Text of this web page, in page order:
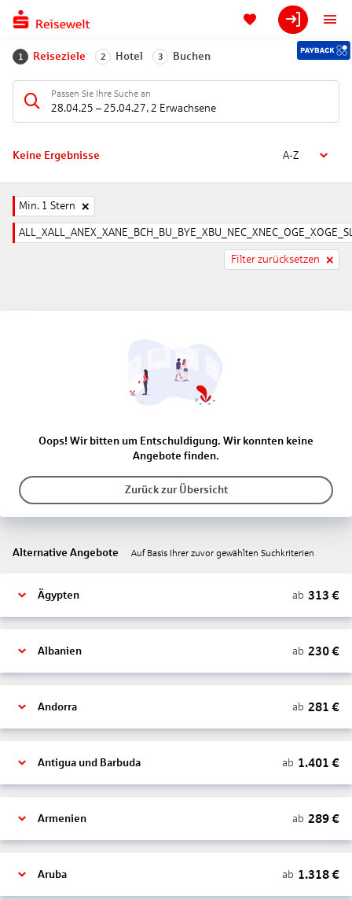
1 Reiseziele 2 Hotel 3 Buchen
Passen Sie Ihre Suche an
28.04.25 – 25.04.27, 2 Erwachsene
Keine Ergebnisse A-Z
Min. 1 Stern
Filter zurücksetzen
Oops! Wir bitten um Entschuldigung. Wir konnten keine
Angebote finden.
Zurück zur Übersicht
Alternative Angebote Auf Basis Ihrer zuvor gewählten Suchkriterien
Ägypten ab 313 €
Albanien ab 230€
Andorra ab 281 €
Antigua und Barbuda ab 1.401 €
Armenien ab 289€
Aruba ab 1.318€